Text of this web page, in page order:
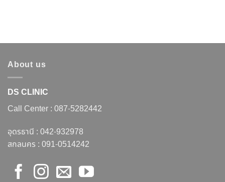
About us
DS CLINIC
Call Center : 087-5282442
อุดรธานี : 042-932978
สกลนคร : 091-0514242